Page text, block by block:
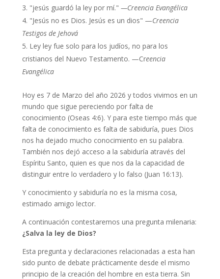
"jesús guardó la ley por mí." —Creencia Evangélica
"Jesús no es Dios. Jesús es un dios" —Creencia
Testigos de Jehová
Ley ley fue solo para los judíos, no para los
cristianos del Nuevo Testamento. —Creencia
Evangélica
Hoy es 7 de Marzo del año 2026 y todos vivimos en un
mundo que sigue pereciendo por falta de
conocimiento (Oseas 4:6). Y para este tiempo más que
falta de conocimiento es falta de sabiduría, pues Dios
nos ha dejado mucho conocimiento en su palabra.
También nos dejó acceso a la sabiduría através del
Espíritu Santo, quien es que nos da la capacidad de
distinguir entre lo verdadero y lo falso (Juan 16:13).
Y conocimiento y sabiduría no es la misma cosa,
estimado amigo lector.
A continuación contestaremos una pregunta milenaria:
¿Salva la ley de Dios?
Esta pregunta y declaraciones relacionadas a esta han
sido punto de debate prácticamente desde el mismo
principio de la creación del hombre en esta tierra. Sin